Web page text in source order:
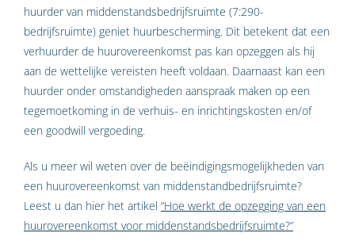
huurder van middenstandsbedrijfsruimte (7:290-
bedrijfsruimte) geniet huurbescherming. Dit betekent dat een
verhuurder de huurovereenkomst pas kan opzeggen als hij
aan de wettelijke vereisten heeft voldaan. Daarnaast kan een
huurder onder omstandigheden aanspraak maken op een
tegemoetkoming in de verhuis- en inrichtingskosten en/of
een goodwill vergoeding.
Als u meer wil weten over de beëindigingsmogelijkheden van
een huurovereenkomst van middenstandbedrijfsruimte?
Leest u dan hier het artikel “Hoe werkt de opzegging van een
huurovereenkomst voor middenstandsbedrijfsruimte?”